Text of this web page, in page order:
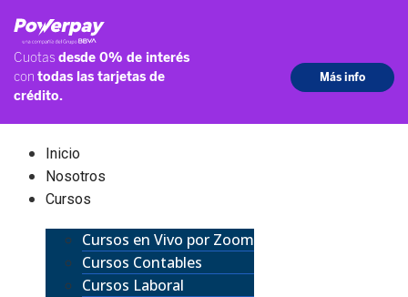
Inicio
Nosotros
Cursos
Cursos en Vivo por Zoom
Cursos Contables
Cursos Laboral